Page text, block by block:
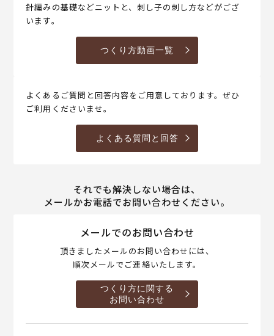
針編みの基礎などニットと、刺し子の刺し方などがござ
います。
つくり方動画一覧
よくあるご質問と回答内容をご用意しております。ぜひ
ご利用くださいませ。
よくある質問と回答
それでも解決しない場合は、
メールかお電話でお問い合わせください。
メールでのお問い合わせ
頂きましたメールのお問い合わせには、
順次メールでご連絡いたします。
つくり方に関する
お問い合わせ